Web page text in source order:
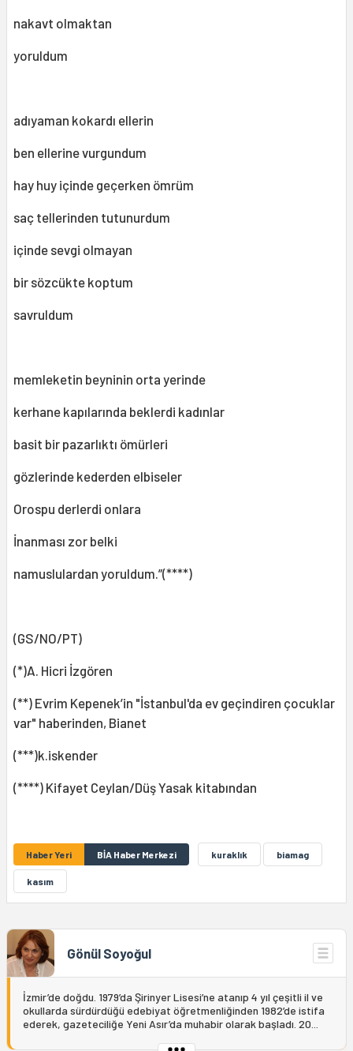
nakavt olmaktan
yoruldum
adıyaman kokardı ellerin
ben ellerine vurgundum
hay huy içinde geçerken ömrüm
saç tellerinden tutunurdum
içinde sevgi olmayan
bir sözcükte koptum
savruldum
memleketin beyninin orta yerinde
kerhane kapılarında beklerdi kadınlar
basit bir pazarlıktı ömürleri
gözlerinde kederden elbiseler
Orospu derlerdi onlara
İnanması zor belki
namuslulardan yoruldum.”(****)
(GS/NO/PT)
(*)A. Hicri İzgören
(**) Evrim Kepenek’in "İstanbul'da ev geçindiren çocuklar
var" haberinden, Bianet
(***)k.iskender
(****) Kifayet Ceylan/Düş Yasak kitabından
Haber Yeri BİA Haber Merkezi kuraklık biamag
kasım
Gönül Soyoğul
İzmir’de doğdu. 1979’da Şirinyer Lisesi’ne atanıp 4 yıl çeşitli il ve
okullarda sürdürdüğü edebiyat öğretmenliğinden 1982’de istifa
ederek, gazeteciliğe Yeni Asır’da muhabir olarak başladı. 20...